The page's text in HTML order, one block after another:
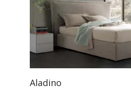
Aladino